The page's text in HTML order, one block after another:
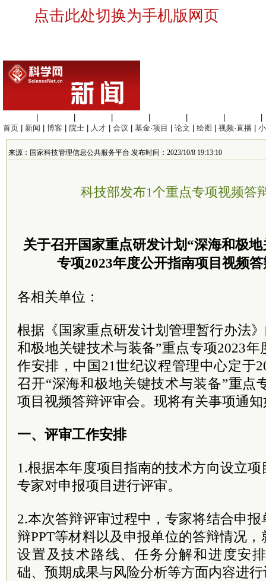
点击此处切换为手机版网页
首页
新闻 博客 院士 人才 会议 基金·项目 论文 绘图 视频·直播
来源：国家科技管理信息公共服务平台 发布时间：2023/10/8 19:13:10
科技部发布1个重点专项视频答
关于召开国家重点研发计划“深海和极
专项2023年度公开指南项目视频
各相关单位：
根据《国家重点研发计划管理暂行办法
和极地关键技术与装备”重点专项2023
作安排，中国21世纪议程管理中心定于
召开“深海和极地关键技术与装备”重点
项目视频答辩评审会。现将有关事项通
一、评审工作安排
1.根据本年度项目指南的技术方向设立
专家对申报项目进行评审。
2.本次答辩评审过程中，专家将结合申
辩PPT等材料以及申报单位的答辩情况
设置及技术路线、任务分解和进度安
础、预期成果与风险分析等方面内容进